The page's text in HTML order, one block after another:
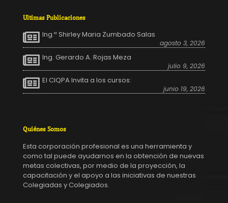
Ultimas Publicaciones
Ing.ª Shirley Maria Zumbado Salas
agosto 3, 2026
Ing. Gerardo A. Rojas Meza
julio 9, 2026
El CIQPA Invita a los cursos:
junio 19, 2026
Quiénes Somos
Esta corporación profesional es una herramienta y
como tal puede ayudarnos en la obtención de nuevas
metas colectivas, por medio de la proyección, la
capacitación y el apoyo a las iniciativas de nuestras
Colegiadas y Colegiados.